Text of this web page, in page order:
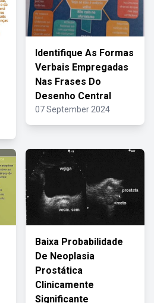
Identifique As Formas
Verbais Empregadas
Nas Frases Do
Desenho Central
07 September 2024
Baixa Probabilidade
De Neoplasia
Prostática
Clinicamente
Significante